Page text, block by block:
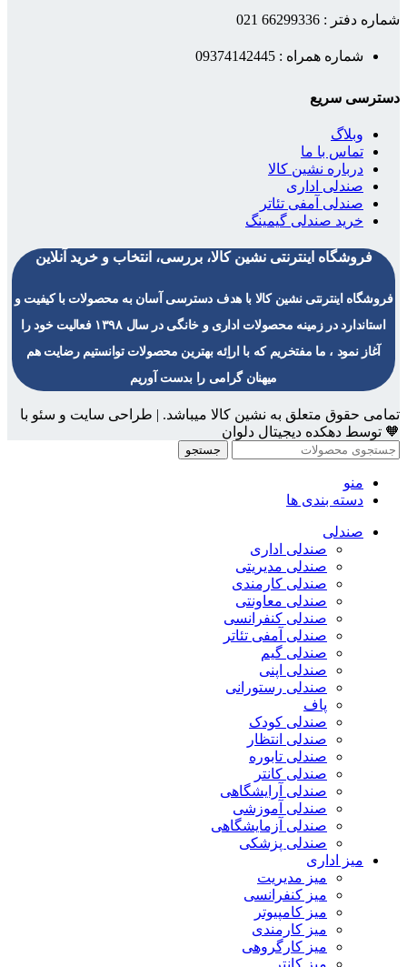
شماره دفتر : 66299336 021
شماره همراه : 09374142445
دسترسی سریع
وبلاگ
تماس با ما
درباره نشین کالا
صندلی اداری
صندلی آمفی تئاتر
خرید صندلی گیمینگ
فروشگاه اینترنتی نشین کالا، بررسی، انتخاب و خرید آنلاین
فروشگاه اینترنتی نشین کالا با هدف دسترسی آسان به محصولات با کیفیت و
استاندارد در زمینه محصولات اداری و خانگی در سال ۱۳۹۸ فعالیت خود را
آغاز نمود ، ما مفتخریم که با اراِئه بهترین محصولات توانستیم رضایت هم
میهنان گرامی را بدست آوریم
تمامی حقوق متعلق به نشین کالا میباشد. | طراحی سایت و سئو با
🧡 توسط دهکده دیجیتال دلوان
جستجو
منو
دسته بندی ها
صندلی
صندلی اداری
صندلی مدیریتی
صندلی کارمندی
صندلی معاونتی
صندلی کنفرانسی
صندلی آمفی تئاتر
صندلی گیم
صندلی اپنی
صندلی رستورانی
پاف
صندلی کودک
صندلی انتظار
صندلی تابوره
صندلی کانتر
صندلی آرایشگاهی
صندلی آموزشی
صندلی آزمایشگاهی
صندلی پزشکی
میز اداری
میز مدیریت
میز کنفرانسی
میز کامپیوتر
میز کارمندی
میز کارگروهی
میز کانتر